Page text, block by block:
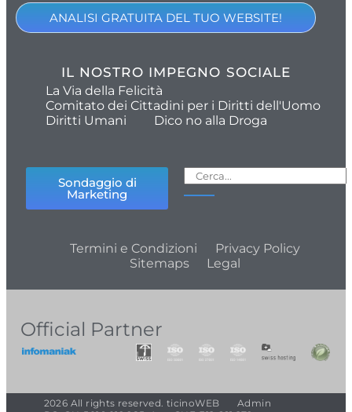
ANALISI GRATUITA DEL TUO WEBSITE!
IL NOSTRO IMPEGNO SOCIALE
La Via della Felicità
Comitato dei Cittadini per i Diritti dell'Uomo
Diritti Umani
Dico no alla Droga
Sondaggio di
Marketing
Termini e Condizioni
Privacy Policy
Sitemaps
Legal
Official Partner
2026 All rights reserved. ticinoWEB
Admin